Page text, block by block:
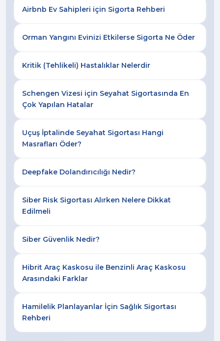
Airbnb Ev Sahipleri için Sigorta Rehberi
Orman Yangını Evinizi Etkilerse Sigorta Ne Öder
Kritik (Tehlikeli) Hastalıklar Nelerdir
Schengen Vizesi için Seyahat Sigortasında En
Çok Yapılan Hatalar
Uçuş İptalinde Seyahat Sigortası Hangi
Masrafları Öder?
Deepfake Dolandırıcılığı Nedir?
Siber Risk Sigortası Alırken Nelere Dikkat
Edilmeli
Siber Güvenlik Nedir?
Hibrit Araç Kaskosu ile Benzinli Araç Kaskosu
Arasındaki Farklar
Hamilelik Planlayanlar İçin Sağlık Sigortası
Rehberi